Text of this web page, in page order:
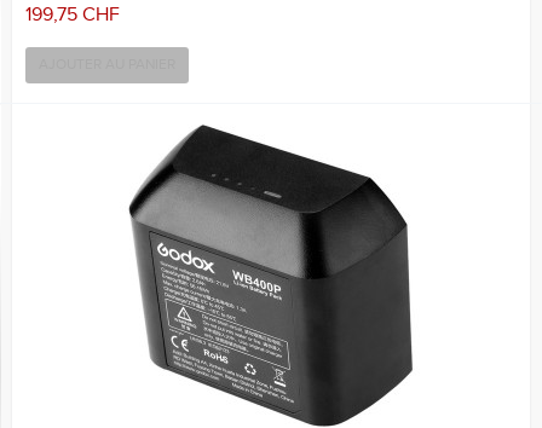
199,75 CHF